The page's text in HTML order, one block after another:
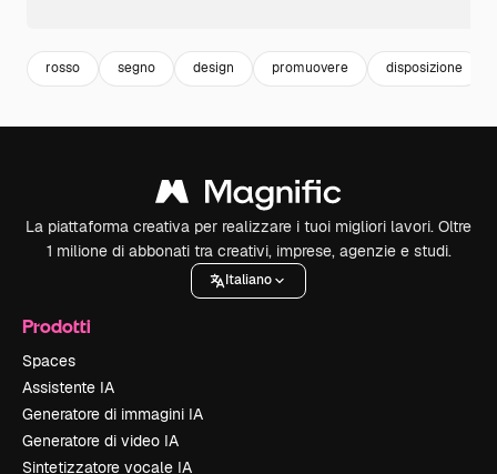
rosso segno design promuovere disposizione
La piattaforma creativa per realizzare i tuoi migliori lavori. Oltre
1 milione di abbonati tra creativi, imprese, agenzie e studi.
Italiano
Prodotti
Spaces
Assistente IA
Generatore di immagini IA
Generatore di video IA
Sintetizzatore vocale IA